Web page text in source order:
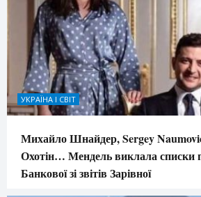
УКРАЇНА І СВІТ
Михайло Шнайдер, Sergey
Охотін… Мендель виклала списки
Банкової зі звітів Зарівної